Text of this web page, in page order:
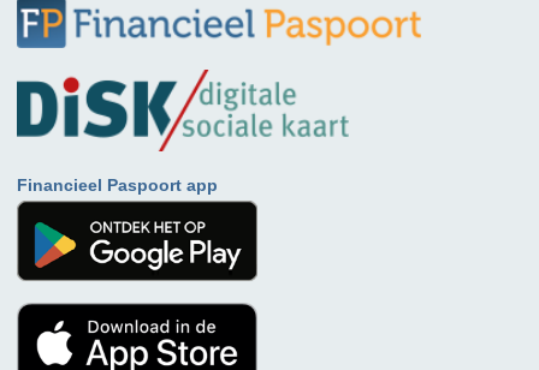
Financieel Paspoort app